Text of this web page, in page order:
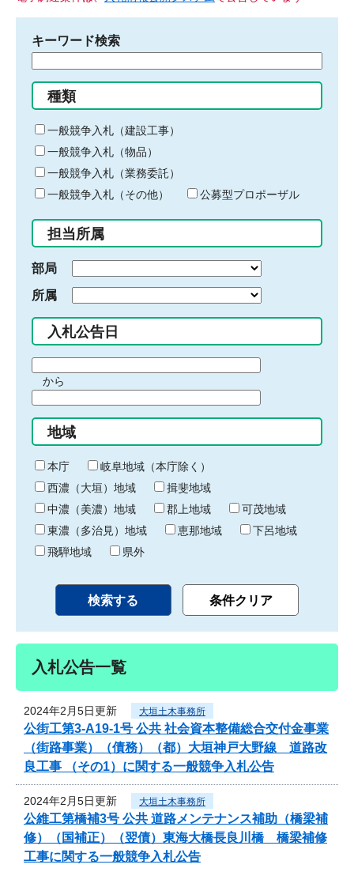
キーワード検索
る
キ
ー
ワ
ー
ド
入
力
種類
一般競争入札（建設工事）
一般競争入札（物品）
一般競争入札（業務委託）
一般競争入札（その他）
公募型プロポーザル
担当所属
部局
所属
入札公告日
間
始
り
から
間
終
わ
り
地域
本庁
岐阜地域（本庁除く）
西濃（大垣）地域
揖斐地域
中濃（美濃）地域
郡上地域
可茂地域
東濃（多治見）地域
恵那地域
下呂地域
飛騨地域
県外
入札公告一覧
2024年2月5日更新 大垣土木事務所
公街工第3-A19-1号 公共 社会資本整備総合交付金事業
（街路事業）（債務）（都）大垣神戸大野線 道路改
良工事 （その1）に関する一般競争入札公告
2024年2月5日更新 大垣土木事務所
公維工第橋補3号 公共 道路メンテナンス補助（橋梁補
修）（国補正）（翌債）東海大橋長良川橋 橋梁補修
工事に関する一般競争入札公告